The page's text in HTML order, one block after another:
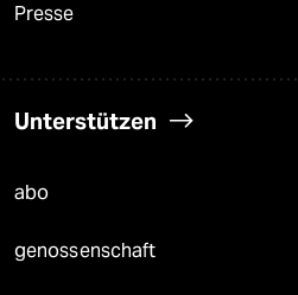
Presse
Unterstützen
abo
genossenschaft